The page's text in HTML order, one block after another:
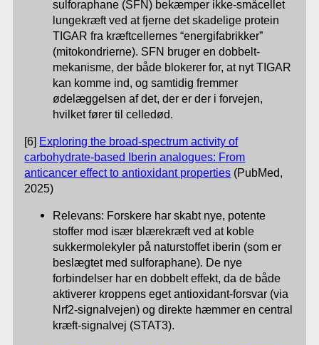
sulforaphane (SFN) bekæmper ikke-småcellet
lungekræft ved at fjerne det skadelige protein
TIGAR fra kræftcellernes “energifabrikker”
(mitokondrierne). SFN bruger en dobbelt-
mekanisme, der både blokerer for, at nyt TIGAR
kan komme ind, og samtidig fremmer
ødelæggelsen af det, der er der i forvejen,
hvilket fører til celledød.
[6] Exploring the broad-spectrum activity of
carbohydrate-based Iberin analogues: From
anticancer effect to antioxidant properties (PubMed,
2025)
Relevans: Forskere har skabt nye, potente
stoffer mod især blærekræft ved at koble
sukkermolekyler på naturstoffet iberin (som er
beslægtet med sulforaphane). De nye
forbindelser har en dobbelt effekt, da de både
aktiverer kroppens eget antioxidant-forsvar (via
Nrf2-signalvejen) og direkte hæmmer en central
kræft-signalvej (STAT3).